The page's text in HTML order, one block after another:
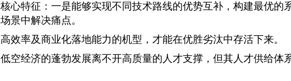
心特征：一是能够实现不同技术路线的优势互补，构建最优的
景中解决痛点。
效率及商业化落地能力的机型，才能在优胜劣汰中存活下来。
空经济的蓬勃发展离不开高质量的人才支撑，但其人才供给体